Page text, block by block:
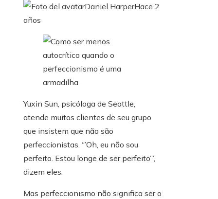
Daniel HarperHace 2
años
Yuxin Sun, psicóloga de Seattle,
atende muitos clientes de seu grupo
que insistem que não são
perfeccionistas. “’Oh, eu não sou
perfeito. Estou longe de ser perfeito’”,
dizem eles.
Mas perfeccionismo não significa ser o